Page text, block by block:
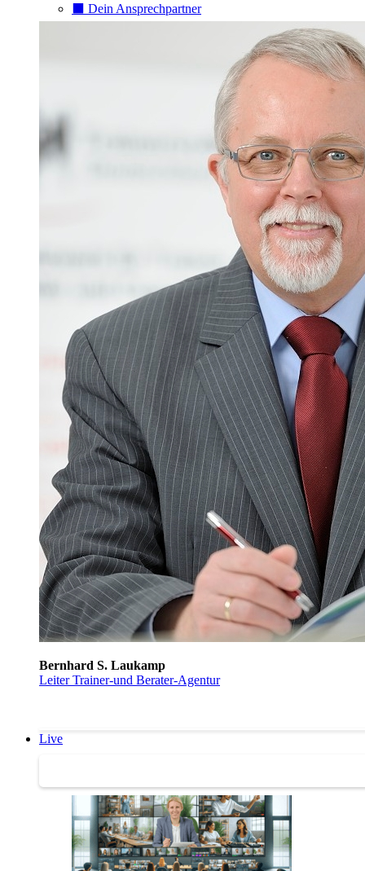
⬛️ Dein Ansprechpartner
Bernhard S. Laukamp
Leiter Trainer-und Berater-Agentur
Live